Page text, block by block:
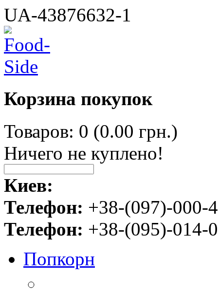
UA-43876632-1
Корзина покупок
Товаров: 0 (0.00 грн.)
Ничего не куплено!
Киев:
Телефон: +38-(097)-000-
Телефон: +38-(095)-014-
Попкорн